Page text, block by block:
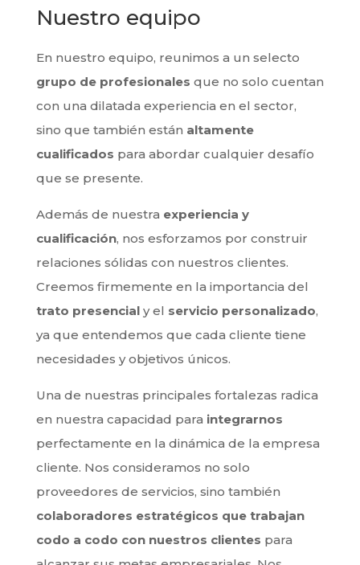
Nuestro equipo
En nuestro equipo, reunimos a un selecto
grupo de profesionales que no solo cuentan
con una dilatada experiencia en el sector,
sino que también están altamente
cualificados para abordar cualquier desafío
que se presente.
Además de nuestra experiencia y
cualificación, nos esforzamos por construir
relaciones sólidas con nuestros clientes.
Creemos firmemente en la importancia del
trato presencial y el servicio personalizado,
ya que entendemos que cada cliente tiene
necesidades y objetivos únicos.
Una de nuestras principales fortalezas radica
en nuestra capacidad para integrarnos
perfectamente en la dinámica de la empresa
cliente. Nos consideramos no solo
proveedores de servicios, sino también
colaboradores estratégicos que trabajan
codo a codo con nuestros clientes para